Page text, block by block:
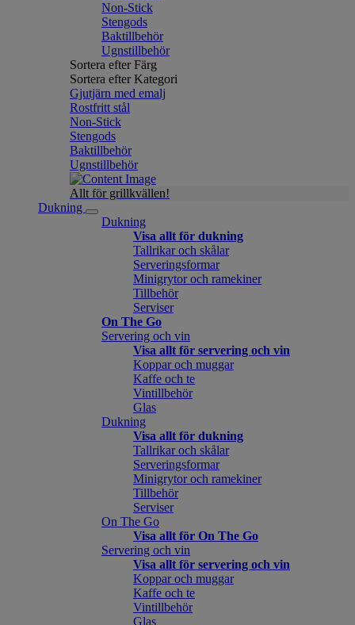
Non-Stick
Stengods
Baktillbehör
Ugnstillbehör
Sortera efter Färg
Sortera efter Kategori
Gjutjärn med emalj
Rostfritt stål
Non-Stick
Stengods
Baktillbehör
Ugnstillbehör
Allt för grillkvällen!
Dukning
Dukning
Visa allt för dukning
Tallrikar och skålar
Serveringsformar
Minigrytor och ramekiner
Tillbehör
Serviser
On The Go
Servering och vin
Visa allt för servering och vin
Koppar och muggar
Kaffe och te
Vintillbehör
Glas
Dukning
Visa allt för dukning
Tallrikar och skålar
Serveringsformar
Minigrytor och ramekiner
Tillbehör
Serviser
On The Go
Visa allt för On The Go
Servering och vin
Visa allt för servering och vin
Koppar och muggar
Kaffe och te
Vintillbehör
Glas